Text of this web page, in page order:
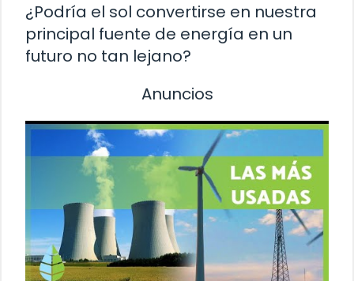
¿Podría el sol convertirse en nuestra
principal fuente de energía en un
futuro no tan lejano?
Anuncios